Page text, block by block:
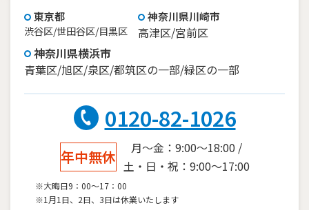
東京都
渋谷区/世田谷区/目黒区
神奈川県川崎市
高津区/宮前区
神奈川県横浜市
青葉区/旭区/泉区/都筑区の一部/緑区の一部
0120-82-1026
年中無休
月～金：9:00～18:00 /
土・日・祝：9:00～17:00
※大晦日9：00～17：00
※1月1日、2日、3日は休業いたします